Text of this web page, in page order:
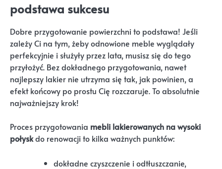
podstawa sukcesu
Dobre przygotowanie powierzchni to podstawa! Jeśli
zależy Ci na tym, żeby odnowione meble wyglądały
perfekcyjnie i służyły przez lata, musisz się do tego
przyłożyć. Bez dokładnego przygotowania, nawet
najlepszy lakier nie utrzyma się tak, jak powinien, a
efekt końcowy po prostu Cię rozczaruje. To absolutnie
najważniejszy krok!
Proces przygotowania mebli lakierowanych na wysoki
połyskdo renowacji to kilka ważnych punktów:
dokładne czyszczenie i odtłuszczanie,